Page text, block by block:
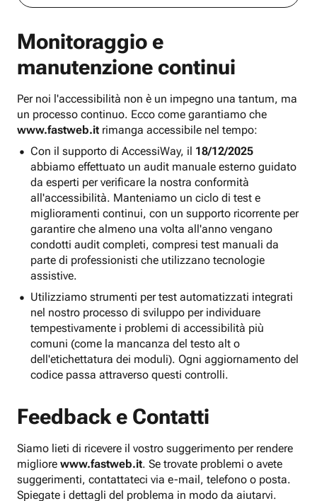
Monitoraggio e
manutenzione continui
Per noi l'accessibilità non è un impegno una tantum, ma
un processo continuo. Ecco come garantiamo che
www.fastweb.it rimanga accessibile nel tempo:
Con il supporto di AccessiWay, il 18/12/2025
abbiamo effettuato un audit manuale esterno guidato
da esperti per verificare la nostra conformità
all'accessibilità. Manteniamo un ciclo di test e
miglioramenti continui, con un supporto ricorrente per
garantire che almeno una volta all'anno vengano
condotti audit completi, compresi test manuali da
parte di professionisti che utilizzano tecnologie
assistive.
Utilizziamo strumenti per test automatizzati integrati
nel nostro processo di sviluppo per individuare
tempestivamente i problemi di accessibilità più
comuni (come la mancanza del testo alt o
dell'etichettatura dei moduli). Ogni aggiornamento del
codice passa attraverso questi controlli.
Feedback e Contatti
Siamo lieti di ricevere il vostro suggerimento per rendere
migliore www.fastweb.it. Se trovate problemi o avete
suggerimenti, contattateci via e-mail, telefono o posta.
Spiegate i dettagli del problema in modo da aiutarvi.